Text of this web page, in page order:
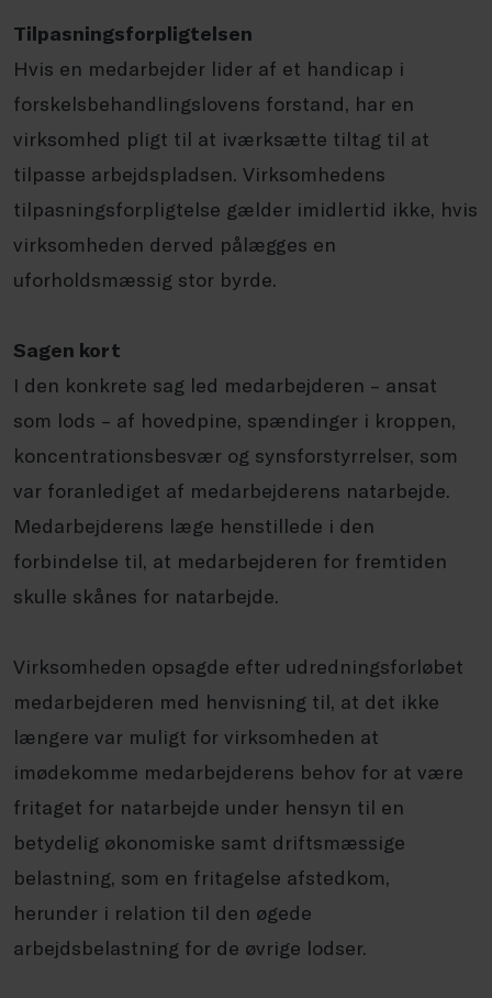
Tilpasningsforpligtelsen
Hvis en medarbejder lider af et handicap i
forskelsbehandlingslovens forstand, har en
virksomhed pligt til at iværksætte tiltag til at
tilpasse arbejdspladsen. Virksomhedens
tilpasningsforpligtelse gælder imidlertid ikke, hvis
virksomheden derved pålægges en
uforholdsmæssig stor byrde.
Sagen kort
I den konkrete sag led medarbejderen – ansat
som lods – af hovedpine, spændinger i kroppen,
koncentrationsbesvær og synsforstyrrelser, som
var foranlediget af medarbejderens natarbejde.
Medarbejderens læge henstillede i den
forbindelse til, at medarbejderen for fremtiden
skulle skånes for natarbejde.
Virksomheden opsagde efter udredningsforløbet
medarbejderen med henvisning til, at det ikke
længere var muligt for virksomheden at
imødekomme medarbejderens behov for at være
fritaget for natarbejde under hensyn til en
betydelig økonomiske samt driftsmæssige
belastning, som en fritagelse afstedkom,
herunder i relation til den øgede
arbejdsbelastning for de øvrige lodser.